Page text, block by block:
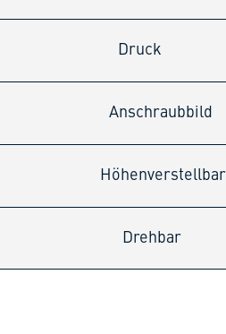
Druck
Anschraubbild
Höhenverstellbar
Drehbar